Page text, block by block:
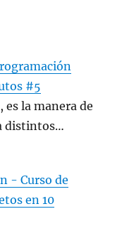
#5
la manera de
distintos…
- Curso de
en 10